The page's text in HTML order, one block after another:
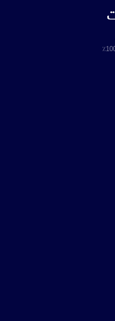
وتطبيقات الهاتف المحمول، جزائرية 100٪